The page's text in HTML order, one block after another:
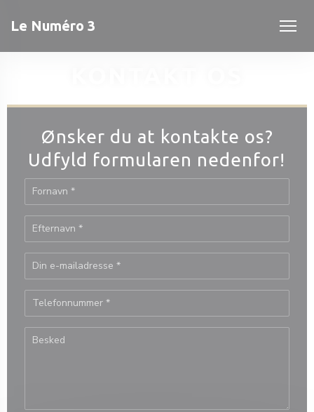
Le Numéro 3
Ønsker du at kontakte os?
Udfyld formularen nedenfor!